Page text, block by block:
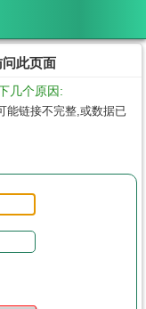
此页面
几个原因:
能链接不完整,或数据已